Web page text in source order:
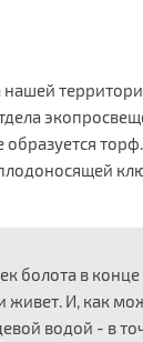
образуется
болота в
живет. И, как
водой - в